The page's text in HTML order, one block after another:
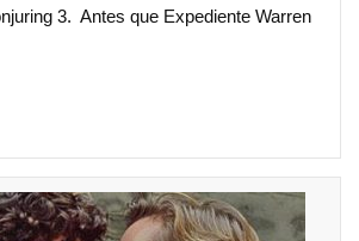
3. Antes que Expediente Warren